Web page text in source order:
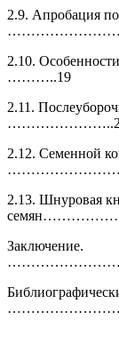
2.9. Апробация
2.10.
………..19
2.11.
2.12. Семенной
2.13. Шнуровая
Заключение.